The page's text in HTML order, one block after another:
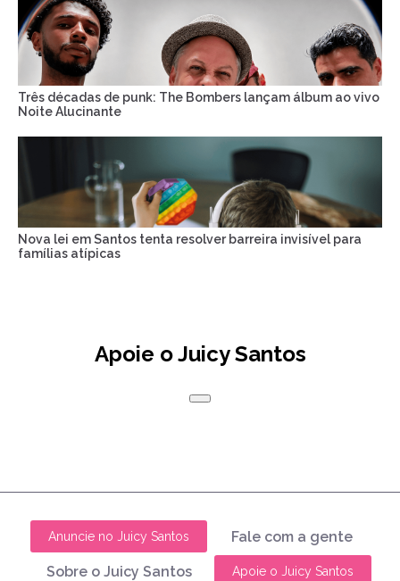
Três décadas de punk: The Bombers lançam álbum ao vivo
Noite Alucinante
Nova lei em Santos tenta resolver barreira invisível para
famílias atípicas
Apoie o Juicy Santos
Anuncie no Juicy Santos Fale com a gente
Sobre o Juicy Santos Apoie o Juicy Santos